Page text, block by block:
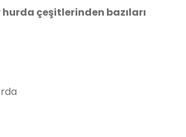
hurda çeşitlerinden bazıları